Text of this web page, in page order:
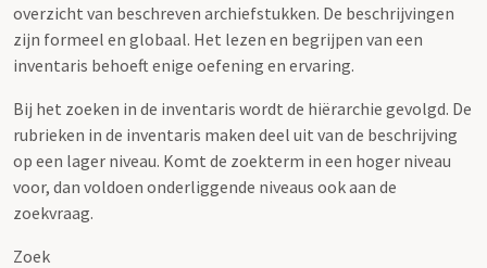
overzicht van beschreven archiefstukken. De beschrijvingen
zijn formeel en globaal. Het lezen en begrijpen van een
inventaris behoeft enige oefening en ervaring.
Bij het zoeken in de inventaris wordt de hiërarchie gevolgd. De
rubrieken in de inventaris maken deel uit van de beschrijving
op een lager niveau. Komt de zoekterm in een hoger niveau
voor, dan voldoen onderliggende niveaus ook aan de
zoekvraag.
Zoek